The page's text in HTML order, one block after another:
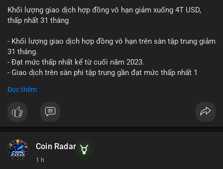
Khối lượng giao dịch hợp đồng vô hạn giảm xuống 4T USD,
thấp nhất 31 tháng
- Khối lượng giao dịch hợp đồng vô hạn trên sàn tập trung giảm
31 tháng.
- Đạt mức thấp nhất kể từ cuối năm 2023.
- Giao dịch trên sàn phi tập trung gần đạt mức thấp nhất 1
$btc $eth
#vlikevn #titanbot
Đọc thêm
Coin Radar
1 h